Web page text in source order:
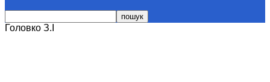
Головко З.І